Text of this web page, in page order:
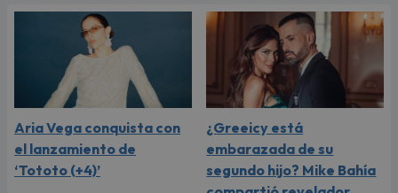
Aria Vega conquista con
el lanzamiento de
‘Tototo (+4)’
¿Greeicy está
embarazada de su
segundo hijo? Mike Bahía